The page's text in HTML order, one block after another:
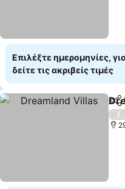
Επιλέξτε ημερομηνίες,
δείτε τις ακριβείς τιμές
/